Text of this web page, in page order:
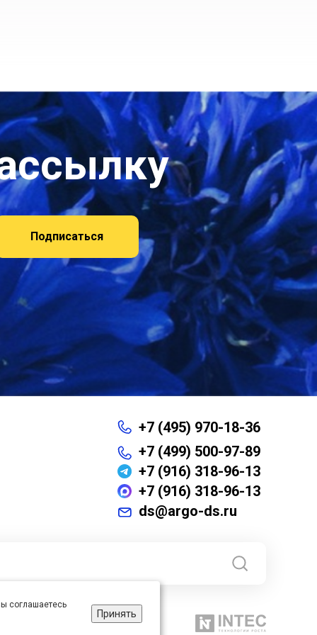
Подписаться
+7 (495) 970-18-36
+7 (499) 500-97-89
+7 (916) 318-96-13
+7 (916) 318-96-13
ds@argo-ds.ru
соглашаетесь
Принять